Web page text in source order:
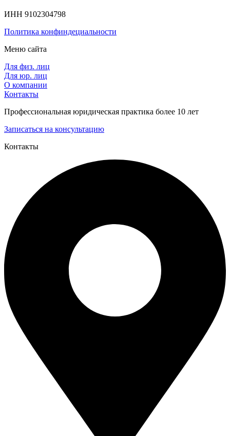
ИНН 9102304798
Политика конфиндециальности
Меню сайта
Для физ. лиц
Для юр. лиц
О компании
Контакты
Профессиональная юридическая практика более 10 лет
Записаться на консультацию
Контакты